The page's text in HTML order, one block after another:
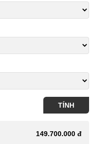
TÍNH
149.700.000 đ